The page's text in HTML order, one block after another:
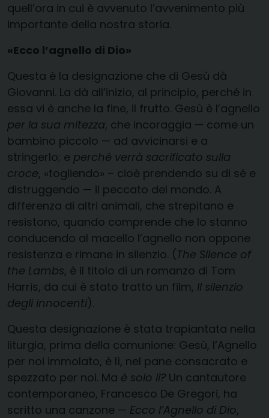
quell’ora in cui è avvenuto l’avvenimento più
importante della nostra storia.
«Ecco l’agnello di Dio»
Questa è la designazione che di Gesù dà
Giovanni. La dà all’inizio, al principio, perché in
essa vi è anche la fine, il frutto. Gesù è l’agnello
per la sua mitezza, che incoraggia — come un
bambino piccolo — ad avvicinarsi e a
stringerlo; e perché verrà sacrificato sulla
croce, «togliendo» – cioè prendendo su di sé e
distruggendo — il peccato del mondo. A
differenza di altri animali, che strepitano e
resistono, quando comprende che lo stanno
conducendo al macello l’agnello non oppone
resistenza e rimane in silenzio. (The Silence of
the Lambs, è il titolo di un romanzo di Tom
Harris, da cui è stato tratto un film, Il silenzio
degli innocenti).
Questa designazione è stata trapiantata nella
liturgia, prima della comunione: Gesù, l’Agnello
per noi immolato, è lì, nel pane consacrato e
spezzato per noi. Ma è solo lì? Un cantautore
contemporaneo, Francesco De Gregori, ha
scritto una canzone — Ecco l’Agnello di Dio,